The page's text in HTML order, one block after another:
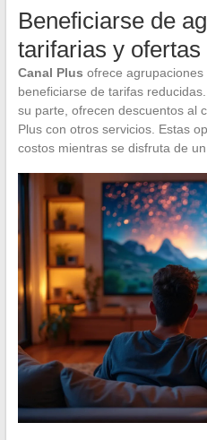
Beneficiarse de
tarifarias y
Canal Plus ofrece
beneficiarse de tarifas
su parte, ofrecen descuentos al
Plus con otros servicios. Estas
costos mientras se disfruta de